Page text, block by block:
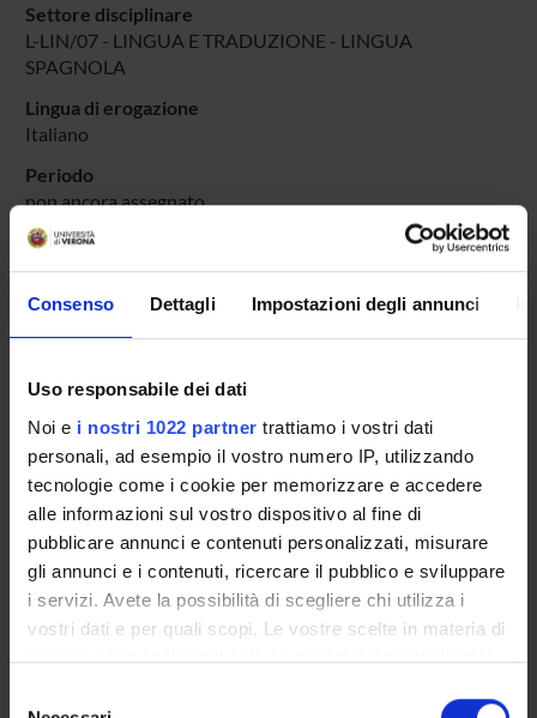
Consenso Dettagli Impostazioni degli annunci
Uso responsabile dei dati
Noi e i nostri 1022 partner trattiamo i vostri dati
personali, ad esempio il vostro numero IP, utilizzando
tecnologie come i cookie per memorizzare e accedere
alle informazioni sul vostro dispositivo al fine di
pubblicare annunci e contenuti personalizzati, misurare
gli annunci e i contenuti, ricercare il pubblico e sviluppare
i servizi. Avete la possibilità di scegliere chi utilizza i
vostri dati e per quali scopi. Le vostre scelte in materia di
privacy sono applicabili solo su questa proprietà digitale
Settore disciplinare
L-LIN/07 - LINGUA E TRADUZIONE - LINGUA
SPAGNOLA
Lingua di erogazione
Italiano
Periodo
non ancora assegnato
Seminari relativi al corso
Presentazione
Come iscriversi
Insegnamenti
Calendario didattico
Orario lezioni
Piani didattici
Calendario esami
Bacheca avvisi
Organi collegiali e di governo